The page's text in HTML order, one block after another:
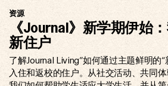
资源
《Journal》新学期伊始
新住户
了解Journal Living”如何通过主题鲜明的
入住和返校的住户。从社交活动、共同